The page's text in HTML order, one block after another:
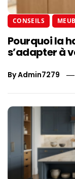
CONSEILS
Pourquoi la
s’adapter à
ByAdmin7279